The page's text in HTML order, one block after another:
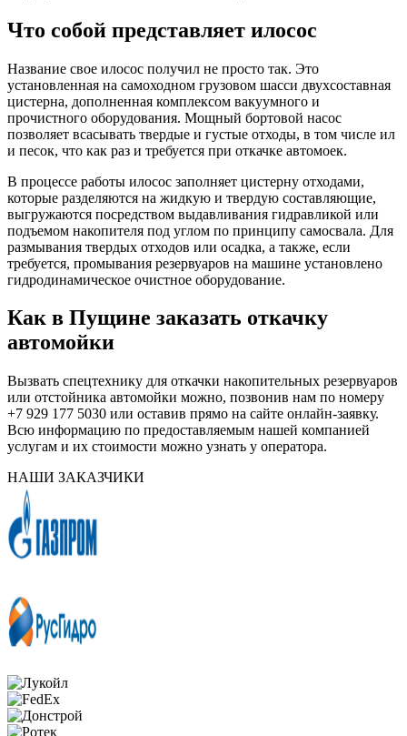
Что собой представляет илосос
Название свое илосос получил не просто так. Это
установленная на самоходном грузовом шасси двухсоставная
цистерна, дополненная комплексом вакуумного и
прочистного оборудования. Мощный бортовой насос
позволяет всасывать твердые и густые отходы, в том числе ил
и песок, что как раз и требуется при откачке автомоек.
В процессе работы илосос заполняет цистерну отходами,
которые разделяются на жидкую и твердую составляющие,
выгружаются посредством выдавливания гидравликой или
подъемом накопителя под углом по принципу самосвала. Для
размывания твердых отходов или осадка, а также, если
требуется, промывания резервуаров на машине установлено
гидродинамическое очистное оборудование.
Как в Пущине заказать откачку
автомойки
Вызвать спецтехнику для откачки накопительных резервуаров
или отстойника автомойки можно, позвонив нам по номеру
+7 929 177 5030 или оставив прямо на сайте онлайн-заявку.
Всю информацию по предоставляемым нашей компанией
услугам и их стоимости можно узнать у оператора.
НАШИ ЗАКАЗЧИКИ